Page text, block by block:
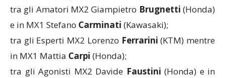
tra gli Amatori MX2 Giampietro Brugnetti (Honda)
e in MX1 Stefano Carminati (Kawasaki);
tra gli Esperti MX2 Lorenzo Ferrarini (KTM) mentre
in MX1 Mattia Carpi (Honda);
tra gli Agonisti MX2 Davide Faustini (Honda) e in